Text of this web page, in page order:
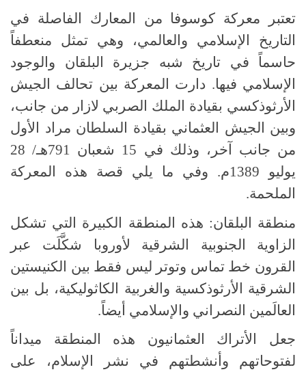
تعتبر معركة كوسوفا من المعارك الفاصلة في
التاريخ الإسلامي والعالمي، وهي تمثل منعطفاً
حاسماً في تاريخ شبه جزيرة البلقان والوجود
الإسلامي فيها. دارت المعركة بين تحالف الجيش
الأرثوذكسي بقيادة الملك الصربي لازار من جانب،
وبين الجيش العثماني بقيادة السلطان مراد الأول
من جانب آخر، وذلك في 15 شعبان 791هـ/ 28
يوليو 1389م. وفي ما يلي قصة هذه المعركة
الملحمة.
منطقة البلقان: هذه المنطقة الكبيرة التي تشكل
الزاوية الجنوبية الشرقية لأوروبا شكَّلَت عبر
القرون خط تماس وتوتر ليس فقط بين الكنيستين
الشرقية الأرثوذكسية والغربية الكاثوليكية، بل بين
العالَمين النصراني والإسلامي أيضاً.
جعل الأتراك العثمانيون هذه المنطقة ميداناً
لفتوحاتهم وأنشطتهم في نشر الإسلام، على